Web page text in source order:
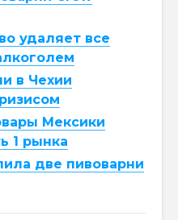
удаляет все
в Чехии
Мексики
1 рынка
две пивоварни